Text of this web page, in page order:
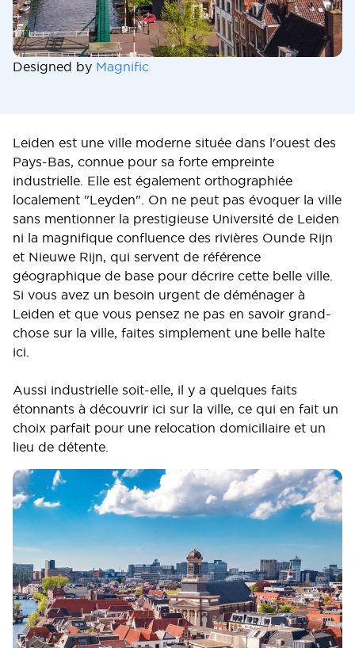
Designed by Magnific
Leiden est une ville moderne située dans l'ouest des
Pays-Bas, connue pour sa forte empreinte
industrielle. Elle est également orthographiée
localement "Leyden". On ne peut pas évoquer la ville
sans mentionner la prestigieuse Université de Leiden
ni la magnifique confluence des rivières Ounde Rijn
et Nieuwe Rijn, qui servent de référence
géographique de base pour décrire cette belle ville.
Si vous avez un besoin urgent de déménager à
Leiden et que vous pensez ne pas en savoir grand-
chose sur la ville, faites simplement une belle halte
ici.
Aussi industrielle soit-elle, il y a quelques faits
étonnants à découvrir ici sur la ville, ce qui en fait un
choix parfait pour une relocation domiciliaire et un
lieu de détente.